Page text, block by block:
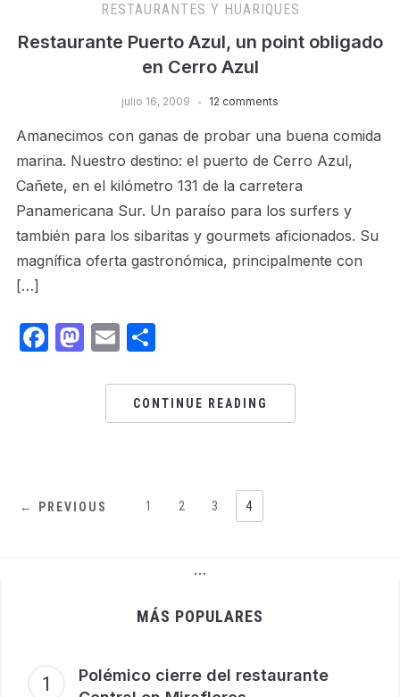
RESTAURANTES Y HUARIQUES
Restaurante Puerto Azul, un point obligado
en Cerro Azul
julio 16, 2009 12 comments
Amanecimos con ganas de probar una buena comida
marina. Nuestro destino: el puerto de Cerro Azul,
Cañete, en el kilómetro 131 de la carretera
Panamericana Sur. Un paraí­so para los surfers y
también para los sibaritas y gourmets aficionados. Su
magnífica oferta gastronómica, principalmente con
[…]
Facebook
Mastodon
EmailShare
CONTINUE READING
← PREVIOUS 1 2 3 4
…
MÁS POPULARES
Polémico cierre del restaurante